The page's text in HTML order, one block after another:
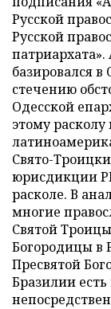
Русской
Русской
базировался
стечению
Одесской
этому
Свято-
юрисдикции
расколе. В
многие
Святой
Богородицы в
Пресвятой
Бразилии